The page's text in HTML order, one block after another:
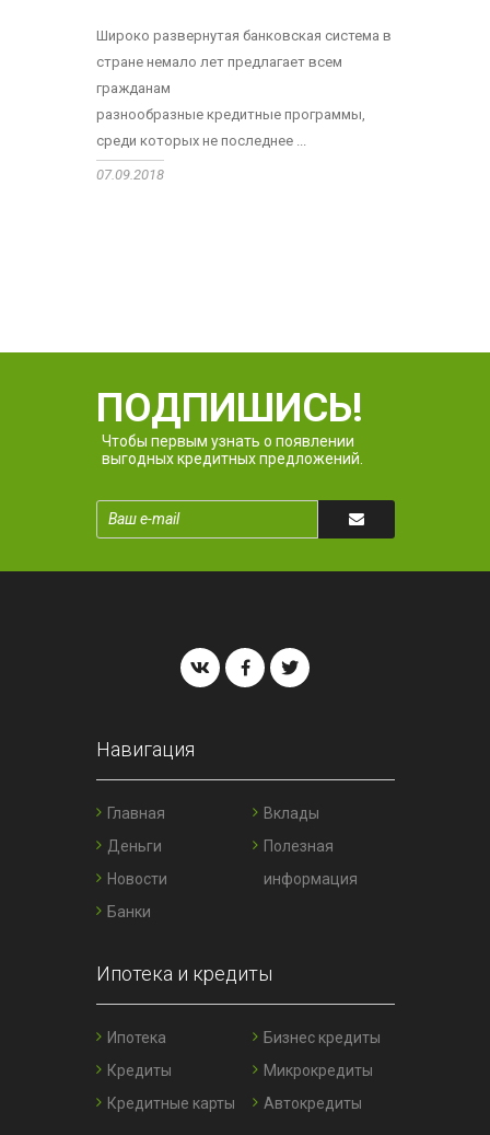
Широко развернутая банковская система в
стране немало лет предлагает всем
гражданам
разнообразные кредитные программы,
среди которых не последнее ...
07.09.2018
ПОДПИШИСЬ!
Чтобы первым узнать о появлении
выгодных кредитных предложений.
Навигация
Главная
Деньги
Новости
Банки
Вклады
Полезная
информация
Ипотека и кредиты
Ипотека
Кредиты
Кредитные карты
Бизнес кредиты
Микрокредиты
Автокредиты